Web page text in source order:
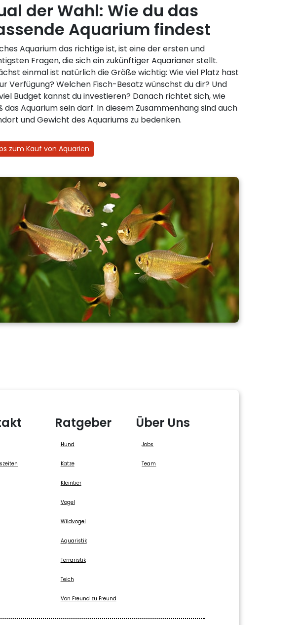
der Wahl: Wie du das
Aquarium findest
Aquarium das richtige ist, ist eine der ersten und
Fragen, die sich ein zukünftiger Aquarianer stellt.
einmal ist natürlich die Größe wichtig: Wie viel Platz hast
Verfügung? Welchen Fisch-Besatz wünschst du dir? Und
Budget kannst du investieren? Danach richtet sich, wie
das Aquarium sein darf. In diesem Zusammenhang sind auch
und Gewicht des Aquariums zu bedenken.
zum Kauf von Aquarien
Ratgeber
Hund
Katze
Kleintier
Vogel
Wildvogel
Aquaristik
Terraristik
Teich
Von Freund zu Freund
Über Uns
Jobs
Team